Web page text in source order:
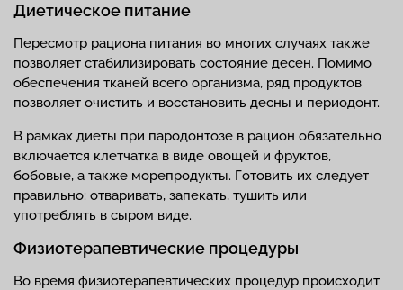
Диетическое питание
Пересмотр рациона питания во многих случаях также
позволяет стабилизировать состояние десен. Помимо
обеспечения тканей всего организма, ряд продуктов
позволяет очистить и восстановить десны и периодонт.
В рамках диеты при пародонтозе в рацион обязательно
включается клетчатка в виде овощей и фруктов,
бобовые, а также морепродукты. Готовить их следует
правильно: отваривать, запекать, тушить или
употреблять в сыром виде.
Физиотерапевтические процедуры
Во время физиотерапевтических процедур происходит